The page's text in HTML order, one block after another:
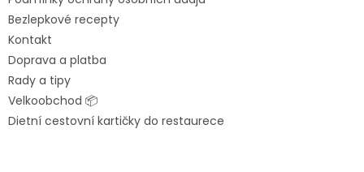
Bezlepkové recepty
Kontakt
Doprava a platba
Rady a tipy
Velkoobchod 📦
Dietní cestovní kartičky do restaurece